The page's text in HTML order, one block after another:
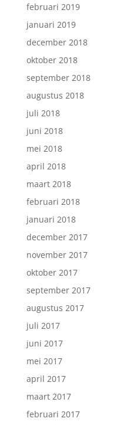
februari 2019
januari 2019
december 2018
oktober 2018
september 2018
augustus 2018
juli 2018
juni 2018
mei 2018
april 2018
maart 2018
februari 2018
januari 2018
december 2017
november 2017
oktober 2017
september 2017
augustus 2017
juli 2017
juni 2017
mei 2017
april 2017
maart 2017
februari 2017